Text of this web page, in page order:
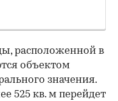
расположенной в
объектом
значения.
525 кв. м перейдет